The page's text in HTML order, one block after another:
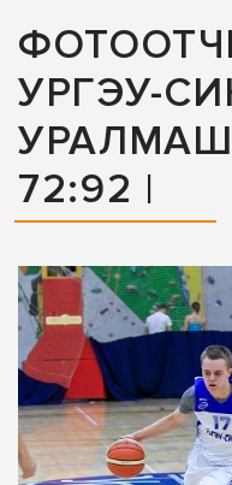
УРГЭУ-
72:92 |